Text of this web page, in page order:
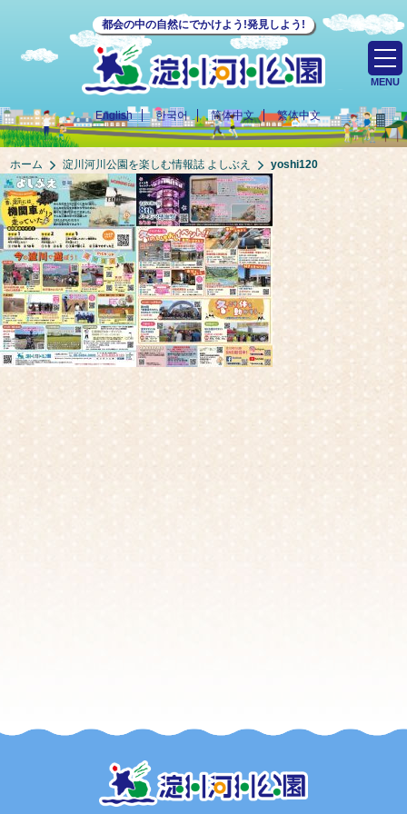
都会の中の自然にでかけよう!発見しよう!
English 한국어 简体中文 繁体中文
MENU
ホーム 淀川河川公園を楽しむ情報誌 よしぶえ yoshi120